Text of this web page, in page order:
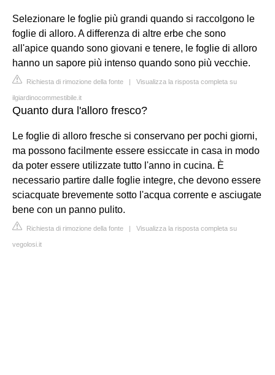
Selezionare le foglie più grandi quando si raccolgono le
foglie di alloro. A differenza di altre erbe che sono
all'apice quando sono giovani e tenere, le foglie di alloro
hanno un sapore più intenso quando sono più vecchie.
Richiesta di rimozione della fonte | Visualizza la risposta completa su
ilgiardinocommestibile.it
Quanto dura l'alloro fresco?
Le foglie di alloro fresche si conservano per pochi giorni,
ma possono facilmente essere essiccate in casa in modo
da poter essere utilizzate tutto l'anno in cucina. È
necessario partire dalle foglie integre, che devono essere
sciacquate brevemente sotto l'acqua corrente e asciugate
bene con un panno pulito.
Richiesta di rimozione della fonte | Visualizza la risposta completa su
vegolosi.it